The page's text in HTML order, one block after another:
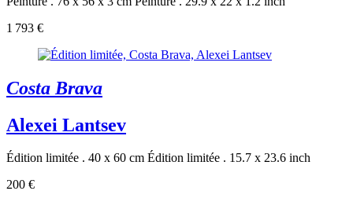
1 793 €
Costa Brava
Alexei Lantsev
Édition limitée . 40 x 60 cm Édition limitée . 15.7 x 23.6 inch
200 €